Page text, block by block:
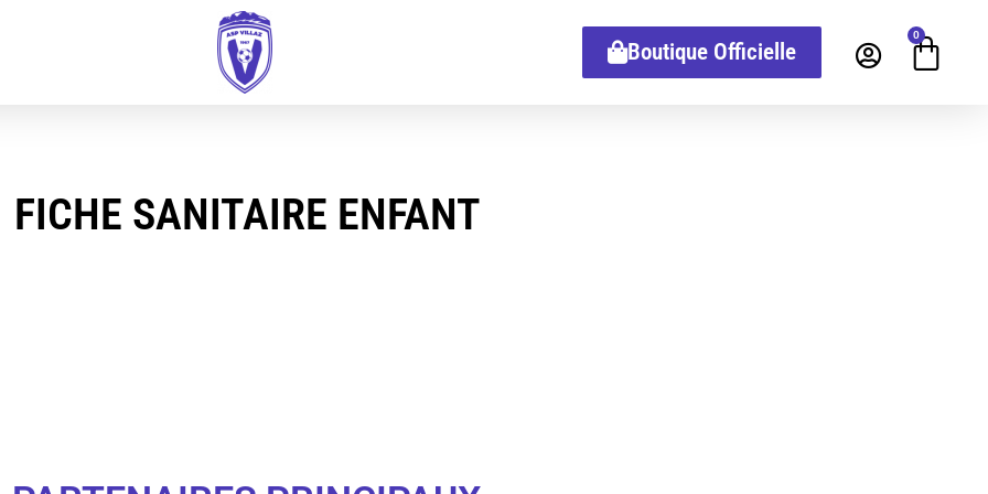
Boutique Officielle
0
FICHE SANITAIRE ENFANT